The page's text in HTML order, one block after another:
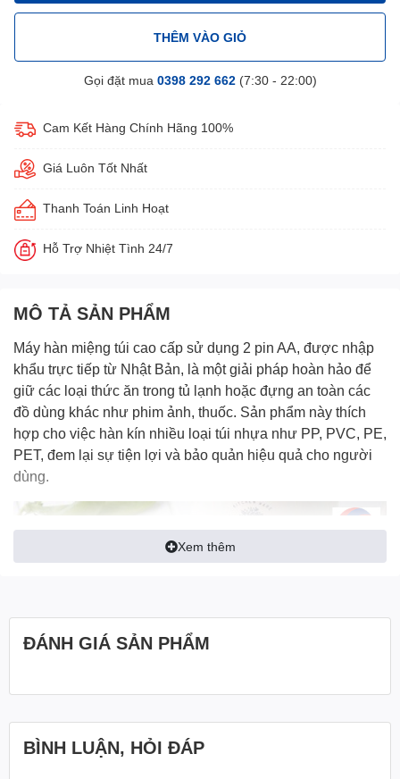
THÊM VÀO GIỎ
Gọi đặt mua 0398 292 662(7:30 - 22:00)
Cam Kết Hàng Chính Hãng 100%
Giá Luôn Tốt Nhất
Thanh Toán Linh Hoạt
Hỗ Trợ Nhiệt Tình 24/7
MÔ TẢ SẢN PHẨM
Máy hàn miệng túi cao cấp sử dụng 2 pin AA, được nhập
khẩu trực tiếp từ Nhật Bản, là một giải pháp hoàn hảo để
giữ các loại thức ăn trong tủ lạnh hoặc đựng an toàn các
đồ dùng khác như phim ảnh, thuốc. Sản phẩm này thích
hợp cho việc hàn kín nhiều loại túi nhựa như PP, PVC, PE,
PET, đem lại sự tiện lợi và bảo quản hiệu quả cho người
dùng.
Xem thêm
ĐÁNH GIÁ SẢN PHẨM
BÌNH LUẬN, HỎI ĐÁP